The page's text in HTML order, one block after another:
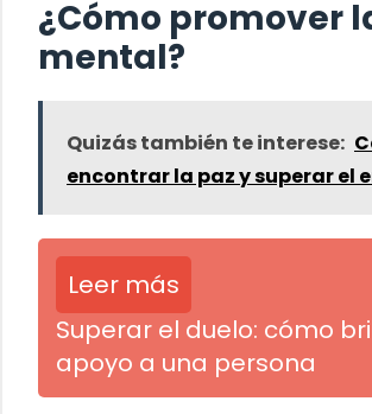
¿Cómo promover
mental?
Quizás también te interese:
encontrar la paz y superar el
Leer más
Superar el duelo: cómo
apoyo a una persona